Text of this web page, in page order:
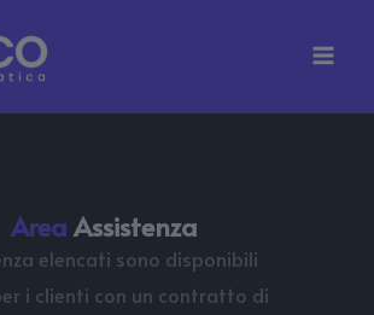
Area Assistenza
elencati sono disponibili
i clienti con un contratto di